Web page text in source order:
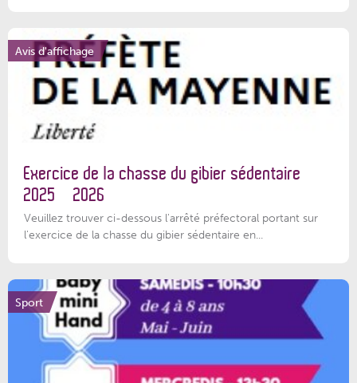
Avis d'affichage
Exercice de la chasse du gibier sédentaire
2025 – 2026
Veuillez trouver ci-dessous l'arrêté préfectoral portant sur
l'exercice de la chasse du gibier sédentaire en...
Sport